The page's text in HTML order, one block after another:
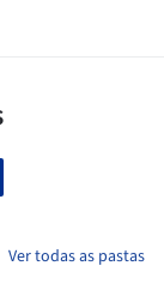
Ver todas as pastas